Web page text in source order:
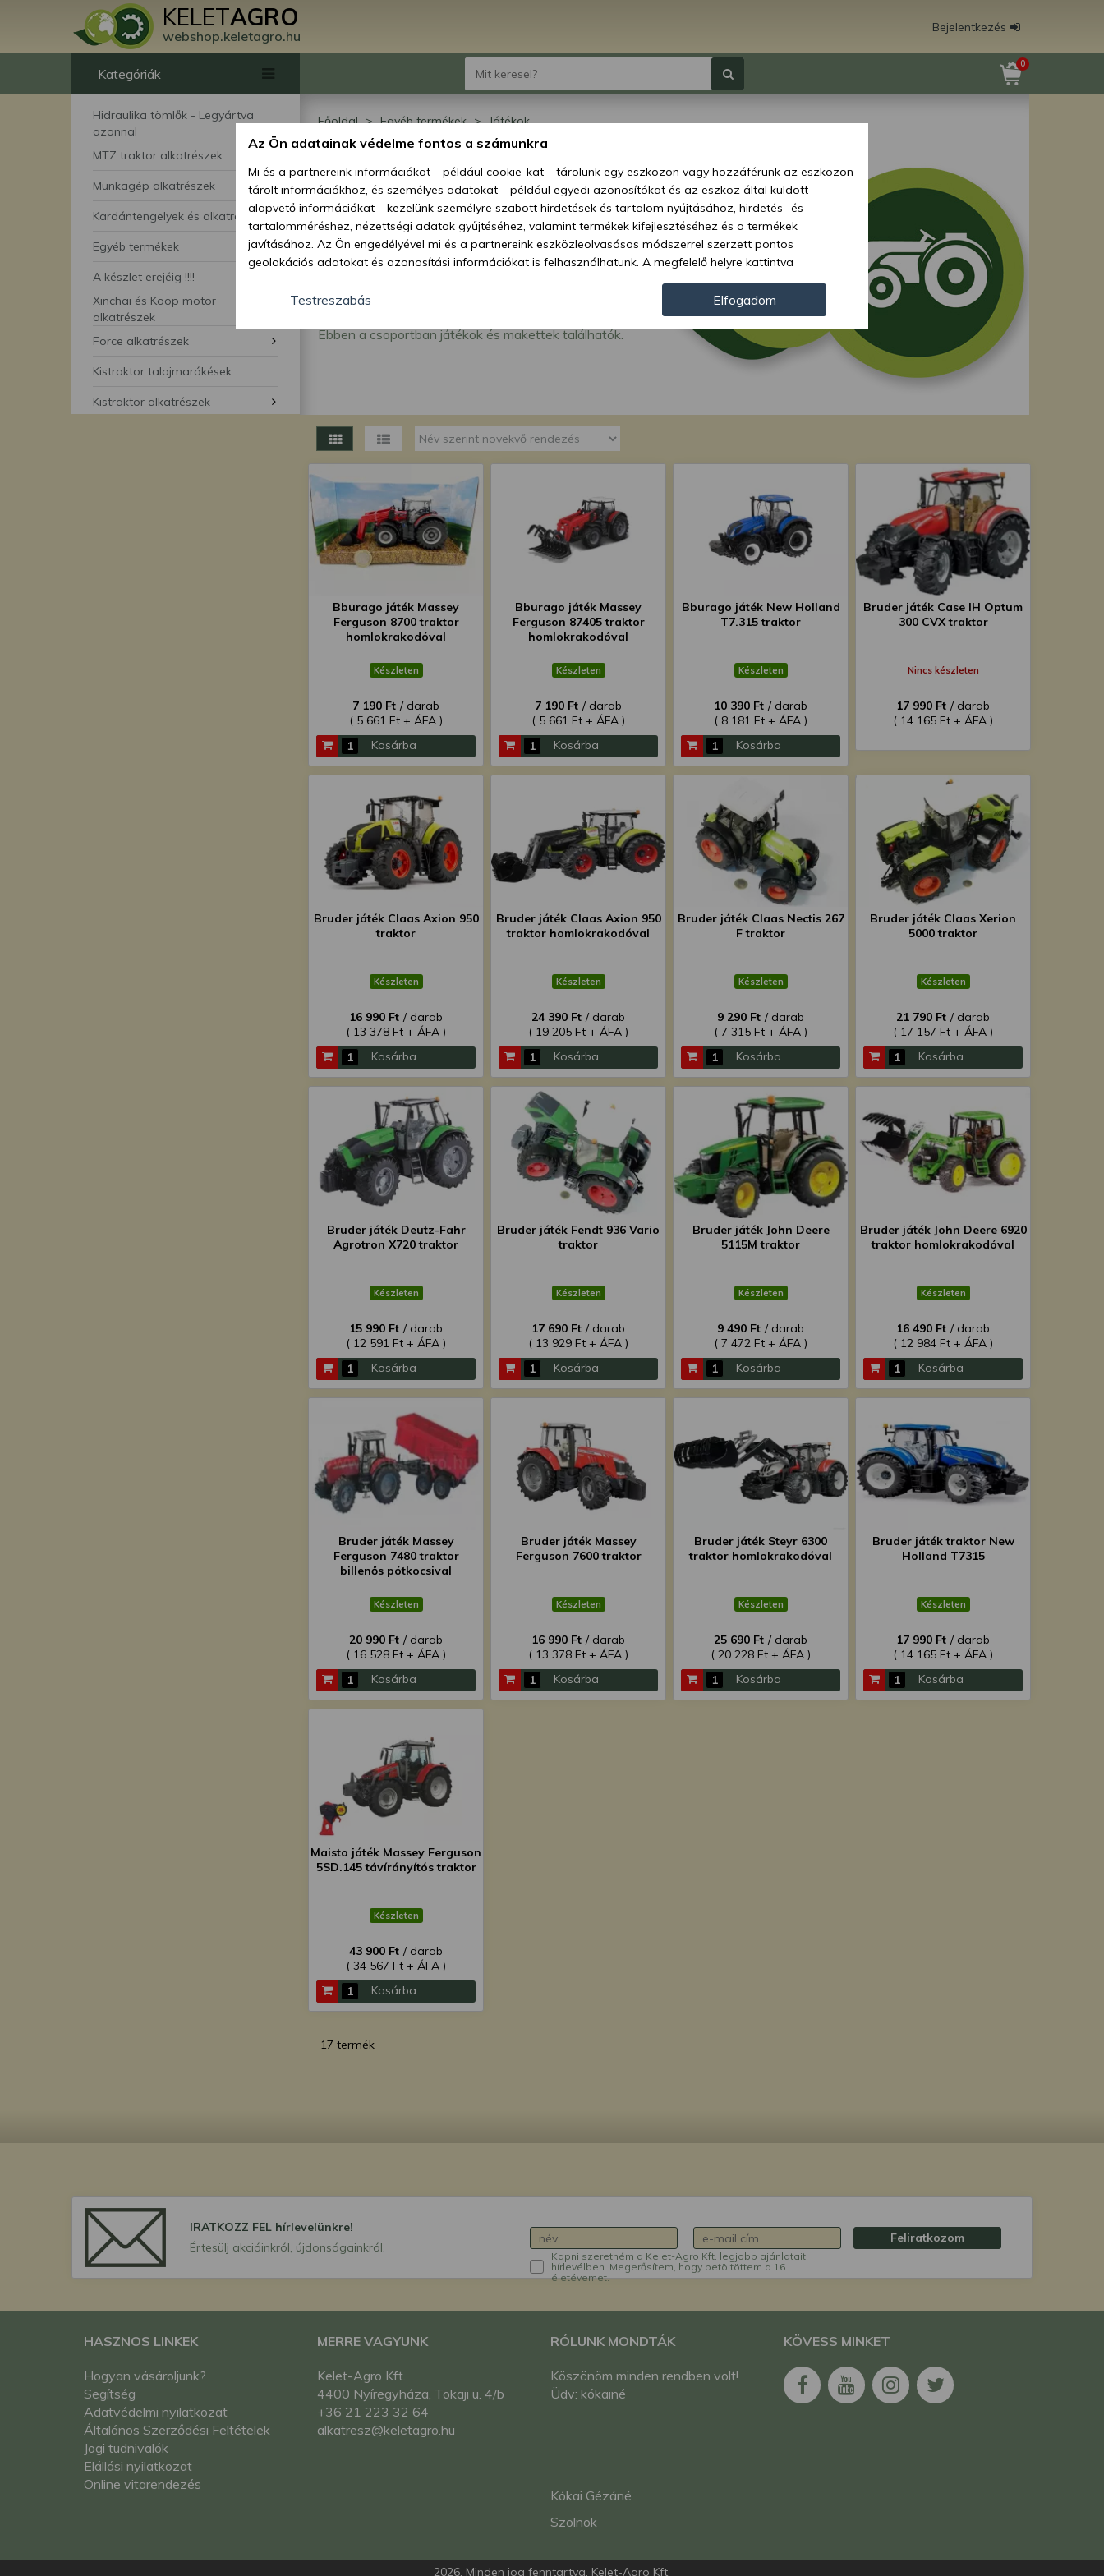
KELETAGRO
webshop.keletagro.hu
Bejelentkezés
Kategóriák
Hidraulika tömlők - Legyártva
azonnal
MTZ traktor alkatrészek
Munkagép alkatrészek
Kardántengelyek és alkatrészei
Egyéb termékek
A készlet erejéig !!!!
Xinchai és Koop motor
alkatrészek
Force alkatrészek
Kistraktor talajmarókések
Kistraktor alkatrészek
0
Főoldal Egyéb termékek Játékok
Játékok
Ebben a csoportban játékok és makettek találhatók.
Bburago játék Massey
Ferguson 8700 traktor
homlokrakodóval
Készleten
7 190 Ft / darab
( 5 661 Ft + ÁFA )
Kosárba
Bburago játék Massey
Ferguson 87405 traktor
homlokrakodóval
Készleten
7 190 Ft / darab
( 5 661 Ft + ÁFA )
Kosárba
Bburago játék New Holland
T7.315 traktor
Készleten
10 390 Ft / darab
( 8 181 Ft + ÁFA )
Kosárba
Bruder játék Case IH Optum
300 CVX traktor
Nincs készleten
17 990 Ft / darab
( 14 165 Ft + ÁFA )
Bruder játék Claas Axion 950
traktor
Készleten
16 990 Ft / darab
( 13 378 Ft + ÁFA )
Kosárba
Bruder játék Claas Axion 950
traktor homlokrakodóval
Készleten
24 390 Ft / darab
( 19 205 Ft + ÁFA )
Kosárba
Bruder játék Claas Nectis 267
F traktor
Készleten
9 290 Ft / darab
( 7 315 Ft + ÁFA )
Kosárba
Bruder játék Claas Xerion
5000 traktor
Készleten
21 790 Ft / darab
( 17 157 Ft + ÁFA )
Kosárba
Bruder játék Deutz-Fahr
Agrotron X720 traktor
Készleten
15 990 Ft / darab
( 12 591 Ft + ÁFA )
Kosárba
Bruder játék Fendt 936 Vario
traktor
Készleten
17 690 Ft / darab
( 13 929 Ft + ÁFA )
Kosárba
Bruder játék John Deere
5115M traktor
Készleten
9 490 Ft / darab
( 7 472 Ft + ÁFA )
Kosárba
Bruder játék John Deere 6920
traktor homlokrakodóval
Készleten
16 490 Ft / darab
( 12 984 Ft + ÁFA )
Kosárba
Bruder játék Massey
Ferguson 7480 traktor
billenős pótkocsival
Készleten
20 990 Ft / darab
( 16 528 Ft + ÁFA )
Kosárba
Bruder játék Massey
Ferguson 7600 traktor
Készleten
16 990 Ft / darab
( 13 378 Ft + ÁFA )
Kosárba
Bruder játék Steyr 6300
traktor homlokrakodóval
Készleten
25 690 Ft / darab
( 20 228 Ft + ÁFA )
Kosárba
Bruder játék traktor New
Holland T7315
Készleten
17 990 Ft / darab
( 14 165 Ft + ÁFA )
Kosárba
Maisto játék Massey Ferguson
5SD.145 távírányítós traktor
Készleten
43 900 Ft / darab
( 34 567 Ft + ÁFA )
Kosárba
17 termék
IRATKOZZ FEL hírlevelünkre!
Értesülj akcióinkról, újdonságainkról.
Kapni szeretném a Kelet-Agro Kft. legjobb ajánlatait
hírlevélben. Megerősítem, hogy betöltöttem a 16.
életévemet.
Feliratkozom
HASZNOS LINKEK
Hogyan vásároljunk?
Segítség
Adatvédelmi nyilatkozat
Általános Szerződési Feltételek
Jogi tudnivalók
Elállási nyilatkozat
Online vitarendezés
MERRE VAGYUNK
Kelet-Agro Kft.
4400 Nyíregyháza, Tokaji u. 4/b
+36 21 223 32 64
alkatresz@keletagro.hu
RÓLUNK MONDTÁK
Köszönöm minden rendben volt!
Üdv: kókainé
Kókai Gézáné
Szolnok
KÖVESS MINKET
2026. Minden jog fenntartva. Kelet-Agro Kft.
Az Ön adatainak védelme fontos a számunkra
Mi és a partnereink információkat – például cookie-kat – tárolunk egy eszközön vagy hozzáférünk az eszközön
tárolt információkhoz, és személyes adatokat – például egyedi azonosítókat és az eszköz által küldött
alapvető információkat – kezelünk személyre szabott hirdetések és tartalom nyújtásához, hirdetés- és
tartalomméréshez, nézettségi adatok gyűjtéséhez, valamint termékek kifejlesztéséhez és a termékek
javításához. Az Ön engedélyével mi és a partnereink eszközleolvasásos módszerrel szerzett pontos
geolokációs adatokat és azonosítási információkat is felhasználhatunk. A megfelelő helyre kattintva
hozzájárulhat ahhoz, hogy mi és a partnereink a fent leírtak szerint adatkezelést végezzünk. Másik
lehetőségként a hozzájárulás megadása vagy elutasítása előtt részletesebb információkhoz juthat, és
megváltoztathatja beállításait. Felhívjuk figyelmét, hogy személyes adatainak bizonyos kezeléséhez nem
feltétlenül szükséges az Ön hozzájárulása, de jogában áll tiltakozni az ilyen jellegű adatkezelés ellen. A
beállításai csak erre a weboldalra érvényesek. Erre a webhelyre visszatérve vagy az adatvédelmi szabályzatunk
Testreszabás Elfogadom